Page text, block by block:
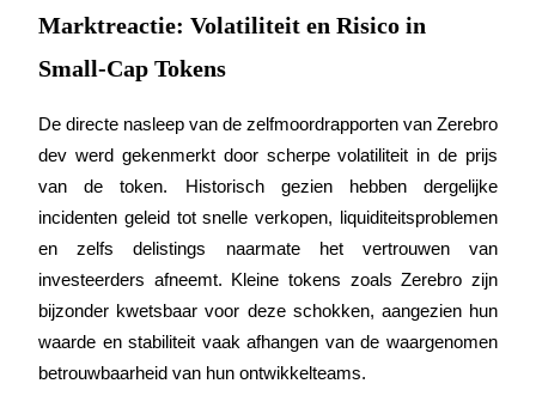
Geniet van winstdeling en copy trading commissies
Big data-analyse inclusief handelsinformatie, enz.
Marktreactie: Volatiliteit en Risico in
Small-Cap Tokens
De directe nasleep van de zelfmoordrapporten van Zerebro
dev werd gekenmerkt door scherpe volatiliteit in de prijs
van de token. Historisch gezien hebben dergelijke
incidenten geleid tot snelle verkopen, liquiditeitsproblemen
en zelfs delistings naarmate het vertrouwen van
investeerders afneemt. Kleine tokens zoals Zerebro zijn
bijzonder kwetsbaar voor deze schokken, aangezien hun
waarde en stabiliteit vaak afhangen van de waargenomen
betrouwbaarheid van hun ontwikkelteams.